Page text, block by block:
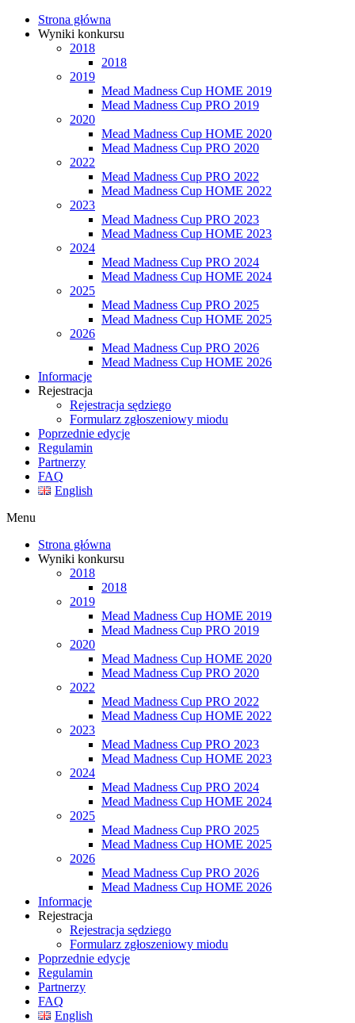
Strona główna
Wyniki konkursu
2018
2018
2019
Mead Madness Cup HOME 2019
Mead Madness Cup PRO 2019
2020
Mead Madness Cup HOME 2020
Mead Madness Cup PRO 2020
2022
Mead Madness Cup PRO 2022
Mead Madness Cup HOME 2022
2023
Mead Madness Cup PRO 2023
Mead Madness Cup HOME 2023
2024
Mead Madness Cup PRO 2024
Mead Madness Cup HOME 2024
2025
Mead Madness Cup PRO 2025
Mead Madness Cup HOME 2025
2026
Mead Madness Cup PRO 2026
Mead Madness Cup HOME 2026
Informacje
Rejestracja
Rejestracja sędziego
Formularz zgłoszeniowy miodu
Poprzednie edycje
Regulamin
Partnerzy
FAQ
English
Menu
Strona główna
Wyniki konkursu
2018
2018
2019
Mead Madness Cup HOME 2019
Mead Madness Cup PRO 2019
2020
Mead Madness Cup HOME 2020
Mead Madness Cup PRO 2020
2022
Mead Madness Cup PRO 2022
Mead Madness Cup HOME 2022
2023
Mead Madness Cup PRO 2023
Mead Madness Cup HOME 2023
2024
Mead Madness Cup PRO 2024
Mead Madness Cup HOME 2024
2025
Mead Madness Cup PRO 2025
Mead Madness Cup HOME 2025
2026
Mead Madness Cup PRO 2026
Mead Madness Cup HOME 2026
Informacje
Rejestracja
Rejestracja sędziego
Formularz zgłoszeniowy miodu
Poprzednie edycje
Regulamin
Partnerzy
FAQ
English